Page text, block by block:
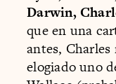
Darwin,
que en una
antes,
elogiado uno